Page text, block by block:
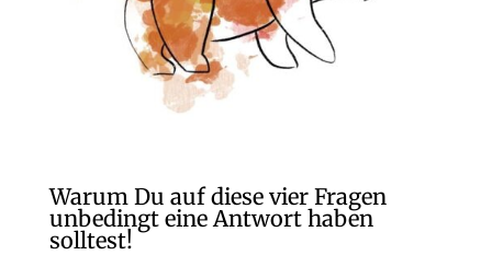
Warum Du auf diese vier Fragen
unbedingt eine Antwort haben
solltest!